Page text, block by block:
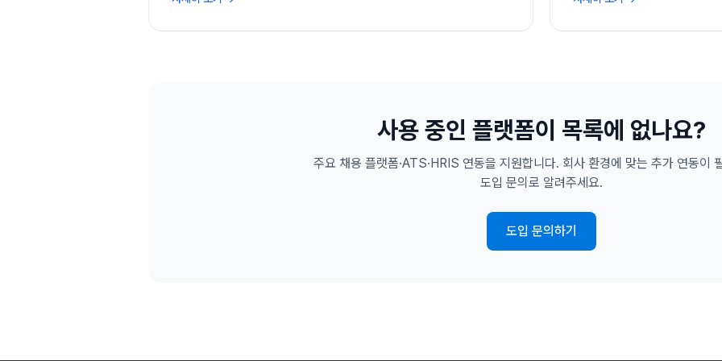
사용 중인 플랫폼이 목록에 없나요?
주요 채용 플랫폼·ATS·HRIS 연동을 지원합니다. 회사 환경에 맞는 추가 연동이
도입 문의로 알려주세요.
도입 문의하기